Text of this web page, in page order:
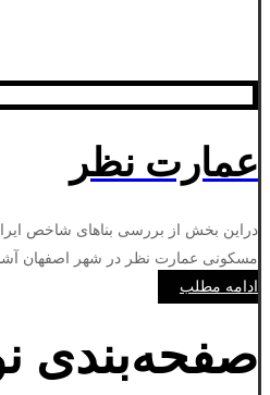
عمارت نظر
دراین بخش از بررسی بناهای شاخص
مسکونی عمارت نظر در شهر اصفهان
ادامه مطلب
صفحه‌بندی